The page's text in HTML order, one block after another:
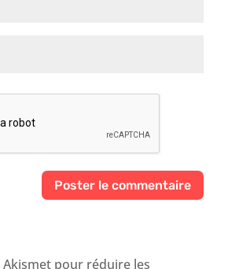
Akismet pour réduire les